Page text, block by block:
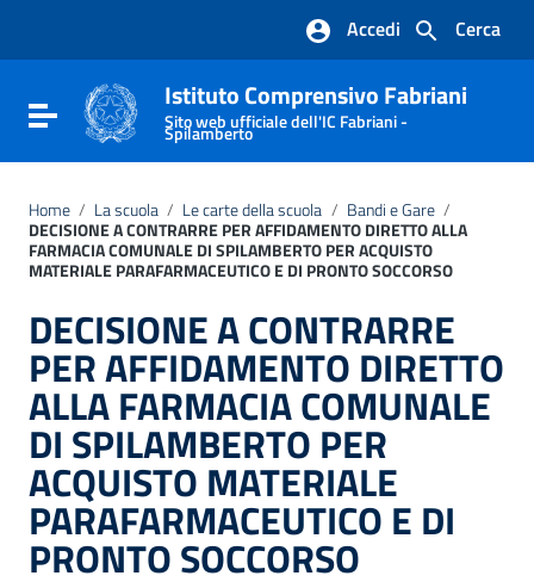
Vai al footer
Cerca
Accedi
Attiva / disattiva la navigazione
Istituto Comprensivo Fabriani
Sito web ufficiale dell'IC Fabriani -
Spilamberto
Home / La scuola / Le carte della scuola / Bandi e Gare /
DECISIONE A CONTRARRE PER AFFIDAMENTO DIRETTO ALLA
FARMACIA COMUNALE DI SPILAMBERTO PER ACQUISTO
MATERIALE PARAFARMACEUTICO E DI PRONTO SOCCORSO
DECISIONE A CONTRARRE
PER AFFIDAMENTO DIRETTO
ALLA FARMACIA COMUNALE
DI SPILAMBERTO PER
ACQUISTO MATERIALE
PARAFARMACEUTICO E DI
PRONTO SOCCORSO